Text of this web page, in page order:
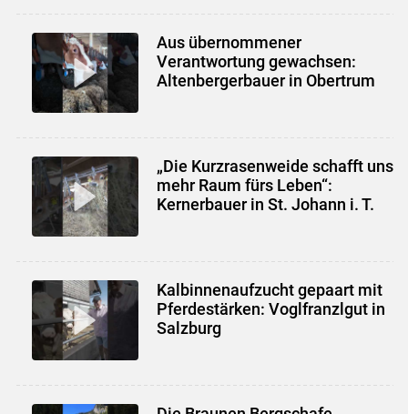
Aus übernommener
Verantwortung gewachsen:
Altenbergerbauer in Obertrum
„Die Kurzrasenweide schafft uns
mehr Raum fürs Leben“:
Kernerbauer in St. Johann i. T.
Kalbinnenaufzucht gepaart mit
Pferdestärken: Voglfranzlgut in
Salzburg